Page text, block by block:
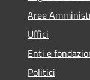
Aree
Uffici
Enti e
Politici